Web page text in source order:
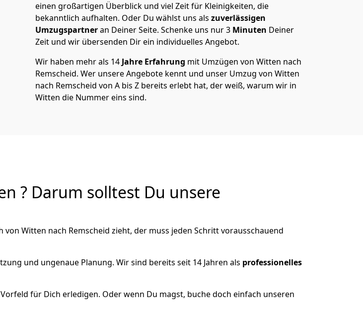
einen großartigen Überblick und viel Zeit für Kleinigkeiten, die
bekanntlich aufhalten. Oder Du wählst uns als zuverlässigen
Umzugspartneran Deiner Seite. Schenke uns nur3 Minuten Deiner
Zeit und wir übersenden Dir ein individuelles Angebot.
Wir haben mehr als 14 Jahre Erfahrung mit Umzügen von Witten nach
Remscheid. Wer unsere Angebote kennt und unser Umzug von Witten
nach Remscheid von A bis Z bereits erlebt hat, der weiß, warum wir in
Witten die Nummer eins sind.
? Darum solltest Du unsere
Witten nach Remscheid zieht, der muss jeden Schritt vorausschauend
und ungenaue Planung. Wir sind bereits seit 14 Jahren als professionelles
für Dich erledigen. Oder wenn Du magst, buche doch einfach unseren